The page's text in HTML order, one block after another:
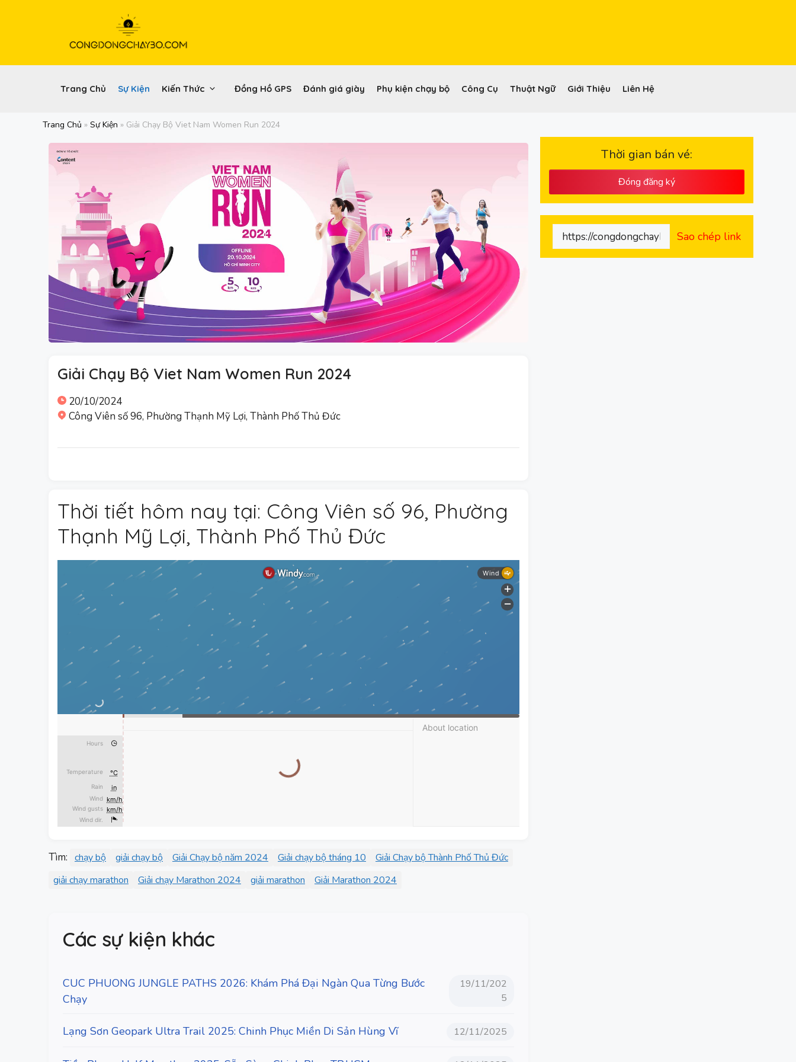
Trang Chủ Sự Kiện Kiến Thức Đồng Hồ GPS Đánh giá giày Phụ kiện chạy bộ Công Cụ Thuật Ngữ Giới Thiệu Liên Hệ
Trang Chủ » Sự Kiện » Giải Chạy Bộ Viet Nam Women Run 2024
Giải Chạy Bộ Viet Nam Women Run 2024
20/10/2024
Công Viên số 96, Phường Thạnh Mỹ Lợi, Thành Phố Thủ Đức
Thời tiết hôm nay tại: Công Viên số 96, Phường
Thạnh Mỹ Lợi, Thành Phố Thủ Đức
Tìm: chạy bộ giải chạy bộ Giải Chạy bộ năm 2024 Giải chạy bộ tháng 10
Giải Chạy bộ Thành Phố Thủ Đức
giải chạy marathon
Giải chạy Marathon 2024 giải marathon Giải Marathon 2024
Các sự kiện khác
CUC PHUONG JUNGLE PATHS 2026: Khám Phá Đại Ngàn Qua Từng Bước
Chạy
19/11/202
5
Lạng Sơn Geopark Ultra Trail 2025: Chinh Phục Miền Di Sản Hùng Vĩ 12/11/2025
Thời gian bán vé:
Đóng đăng ký
Sao chép link